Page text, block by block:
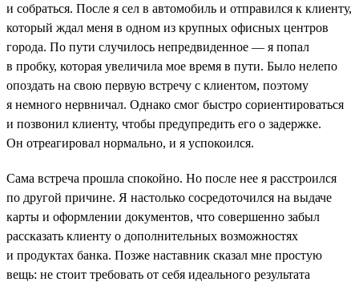
и собраться. После я сел в автомобиль и отправился к клиенту,
который ждал меня в одном из крупных офисных центров
города. По пути случилось непредвиденное — я попал
в пробку, которая увеличила мое время в пути. Было нелепо
опоздать на свою первую встречу с клиентом, поэтому
я немного нервничал. Однако смог быстро сориентироваться
и позвонил клиенту, чтобы предупредить его о задержке.
Он отреагировал нормально, и я успокоился.
Сама встреча прошла спокойно. Но после нее я расстроился
по другой причине. Я настолько сосредоточился на выдаче
карты и оформлении документов, что совершенно забыл
рассказать клиенту о дополнительных возможностях
и продуктах банка. Позже наставник сказал мне простую
вещь: не стоит требовать от себя идеального результата